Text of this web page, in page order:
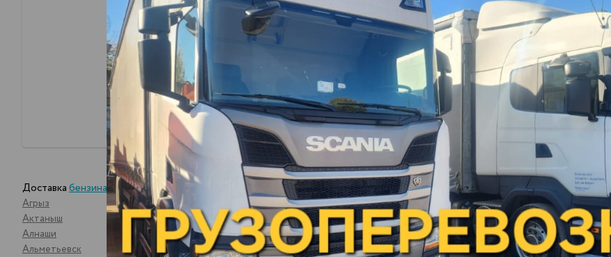
Доставкабензина оптом
Агрыз
Актаныш
Алнаши
Альметьевск
Воткинск
Вятские Поляны
Гороховец
Гусь-Хрустальный
Малая Вишера
Малая Пурга
Менделеевск
Можайск